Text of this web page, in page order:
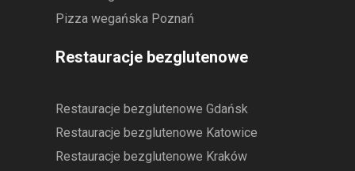
Pizza wegańska Poznań
Restauracje bezglutenowe
Restauracje bezglutenowe Gdańsk
Restauracje bezglutenowe Katowice
Restauracje bezglutenowe Kraków